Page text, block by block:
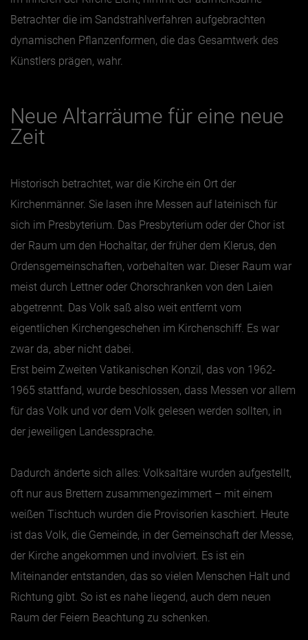
Betrachter die im Sandstrahlverfahren aufgebrachten
dynamischen Pflanzenformen, die das Gesamtwerk des
Künstlers prägen, wahr.
Neue Altarräume für eine neue
Zeit
Historisch betrachtet, war die Kirche ein Ort der
Kirchenmänner. Sie lasen ihre Messen auf lateinisch für
sich im Presbyterium. Das Presbyterium oder der Chor ist
der Raum um den Hochaltar, der früher dem Klerus, den
Ordensgemeinschaften, vorbehalten war. Dieser Raum war
meist durch Lettner oder Chorschranken von den Laien
abgetrennt. Das Volk saß also weit entfernt vom
eigentlichen Kirchengeschehen im Kirchenschiff. Es war
zwar da, aber nicht dabei.
Erst beim Zweiten Vatikanischen Konzil, das von 1962-
1965 stattfand, wurde beschlossen, dass Messen vor allem
für das Volk und vor dem Volk gelesen werden sollten, in
der jeweiligen Landessprache.
Dadurch änderte sich alles: Volksaltäre wurden aufgestellt,
oft nur aus Brettern zusammengezimmert – mit einem
weißen Tischtuch wurden die Provisorien kaschiert. Heute
ist das Volk, die Gemeinde, in der Gemeinschaft der Messe,
der Kirche angekommen und involviert. Es ist ein
Miteinander entstanden, das so vielen Menschen Halt und
Richtung gibt. So ist es nahe liegend, auch dem neuen
Raum der Feiern Beachtung zu schenken.